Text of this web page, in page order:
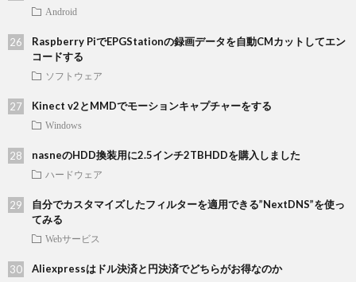
Android
Raspberry PiでEPGStationの録画データを自動CMカットしてエン
コードする
ソフトウェア
Kinect v2とMMDでモーションキャプチャーをする
Windows
nasneのHDD換装用に2.5インチ2TBHDDを購入しました
ハードウェア
自分でカスタマイズしたフィルターを適用できる”NextDNS”を使っ
てみる
Webサービス
Aliexpressはドル決済と円決済でどちらがお得なのか